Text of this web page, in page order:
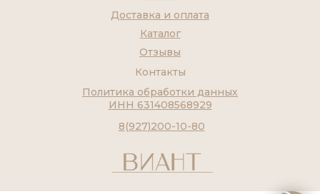
Контакты
8(927)200-10-80
Каталог
Доставка и оплата
Отзывы
Политика обработки данных
ИНН 631408568929